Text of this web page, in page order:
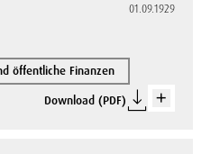
01.09.1929
öffentliche Finanzen
Download (PDF)